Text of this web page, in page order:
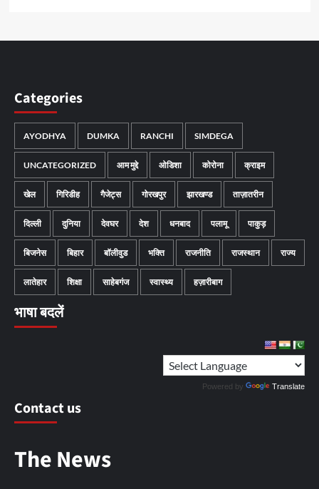
Categories
AYODHYA DUMKA RANCHI SIMDEGA
UNCATEGORIZED आम मुद्दे ओडिशा कोरोना क्राइम
खेल गिरिडीह गैजेट्स गोरखपुर झारखण्ड ताज़ातरीन
दिल्ली दुनिया देवघर देश धनबाद पलामू पाकुड़
बिजनेस बिहार बॉलीवुड भक्ति राजनीति राजस्थान राज्य
लातेहार शिक्षा साहेबगंज स्वास्थ्य हज़ारीबाग
भाषा बदलें
Powered by Translate
Contact us
The News